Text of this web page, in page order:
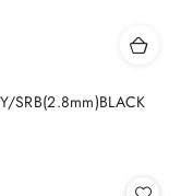
SRB(2.8mm)BLACK